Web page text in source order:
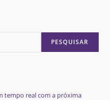
PESQUISAR
tempo real com a próxima